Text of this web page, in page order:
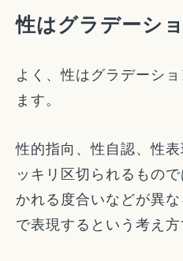
性はグラデーシ
よく、性はグラデーシ
ます。
性的指向、性自認、性
ッキリ区切られるもの
かれる度合いなどが異
で表現するという考え方